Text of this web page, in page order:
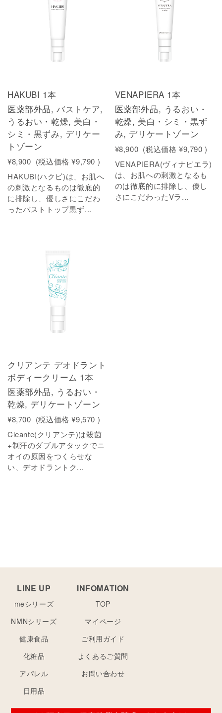
HAKUBI 1本
医薬部外品, バストケア,
うるおい・乾燥, 美白・
シミ・黒ずみ, デリケー
トゾーン
¥8,900 (税込価格 ¥9,790 )
HAKUBI(ハクビ)は、お肌へ
の刺激となるものは徹底的
に排除し、優しさにこだわ
ったバストトップ黒ず...
VENAPIERA 1本
医薬部外品, うるおい・
乾燥, 美白・シミ・黒ず
み, デリケートゾーン
¥8,900 (税込価格 ¥9,790 )
VENAPIERA(ヴィナピエラ)
は、お肌への刺激となるも
のは徹底的に排除し、優し
さにこだわったVラ...
クリアンテ デオドラント
ボディークリーム 1本
医薬部外品, うるおい・
乾燥, デリケートゾーン
¥8,700 (税込価格 ¥9,570 )
Cleante(クリアンテ)は殺菌
+制汗のダブルアタックでニ
オイの原因をつくらせな
い、デオドラントク...
LINE UP
meシリーズ
NMNシリーズ
健康食品
化粧品
アパレル
日用品
INFOMATION
TOP
マイページ
ご利用ガイド
よくあるご質問
お問い合わせ